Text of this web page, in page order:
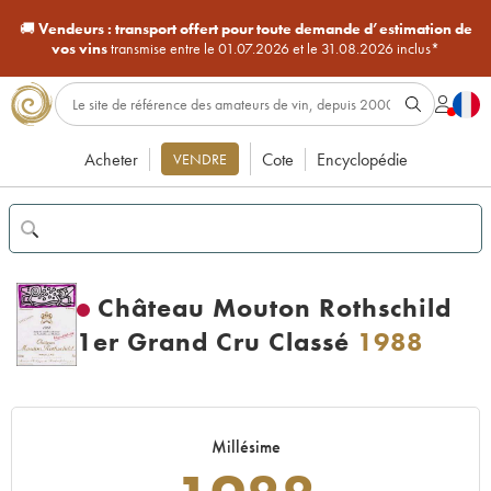
🚚Vendeurs : transport offert pour toute demande d’estimation de
vos vinstransmise entre le 01.07.2026 et le 31.08.2026 inclus*
Acheter VENDRE Cote Encyclopédie
Château Mouton Rothschild
1er Grand Cru Classé 1988
Millésime